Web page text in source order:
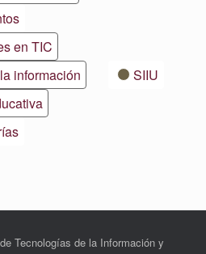
en TIC
información
SIIU
Tecnologías de la Información y